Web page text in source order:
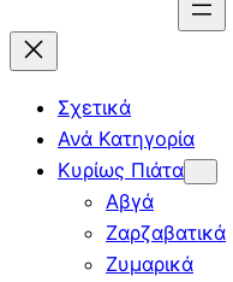
Σχετικά
Ανά Κατηγορία
Κυρίως Πιάτα
Αβγά
Ζαρζαβατικά
Ζυμαρικά